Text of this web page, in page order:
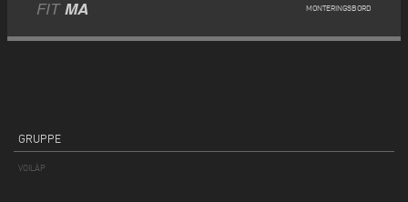
FIT MA MONTERINGSBORD
GRUPPE
VOILÀP